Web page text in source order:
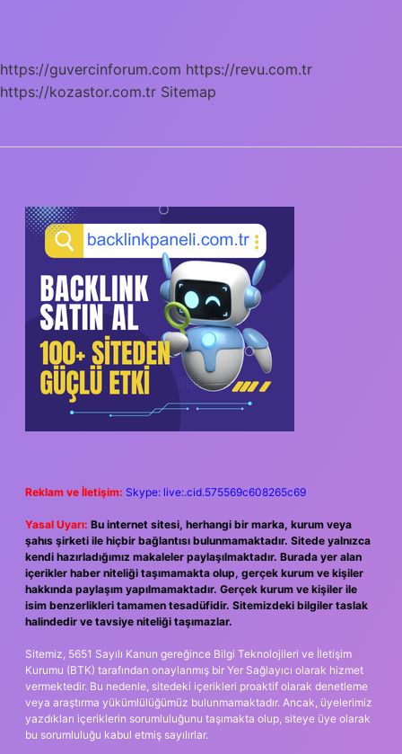
https://guvercinforum.com https://revu.com.tr
https://kozastor.com.tr Sitemap
SIDEBAR
Reklam ve İletişim: Skype: live:.cid.575569c608265c69
Yasal Uyarı: Bu internet sitesi, herhangi bir marka, kurum veya
şahıs şirketi ile hiçbir bağlantısı bulunmamaktadır. Sitede yalnızca
kendi hazırladığımız makaleler paylaşılmaktadır. Burada yer alan
içerikler haber niteliği taşımamakta olup, gerçek kurum ve kişiler
hakkında paylaşım yapılmamaktadır. Gerçek kurum ve kişiler ile
isim benzerlikleri tamamen tesadüfidir. Sitemizdeki bilgiler taslak
halindedir ve tavsiye niteliği taşımazlar.
Sitemiz, 5651 Sayılı Kanun gereğince Bilgi Teknolojileri ve İletişim
Kurumu (BTK) tarafından onaylanmış bir Yer Sağlayıcı olarak hizmet
vermektedir. Bu nedenle, sitedeki içerikleri proaktif olarak denetleme
veya araştırma yükümlülüğümüz bulunmamaktadır. Ancak, üyelerimiz
yazdıkları içeriklerin sorumluluğunu taşımakta olup, siteye üye olarak
bu sorumluluğu kabul etmiş sayılırlar.